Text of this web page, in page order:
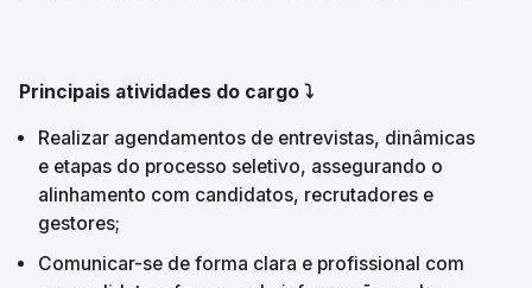
Principais atividades do cargo ⤵️
Realizar agendamentos de entrevistas, dinâmicas
e etapas do processo seletivo, assegurando o
alinhamento com candidatos, recrutadores e
gestores;
Comunicar-se de forma clara e profissional com